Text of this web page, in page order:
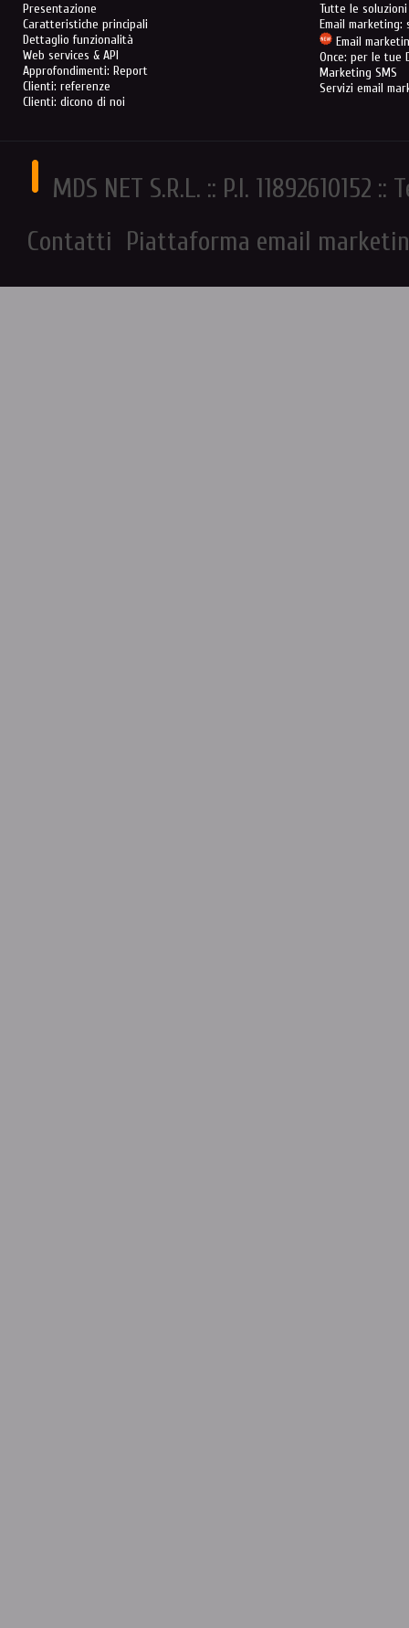
Presentazione
Caratteristiche principali
Dettaglio funzionalità
Web services & API
Approfondimenti: Report
Clienti: referenze
Clienti: dicono di noi
Tutte le
Email
Email
Once: per le tue
Marketing SMS
Servizi email
MDS NET S.R.L. :: P.I. 11892610152 ::
Contatti Piattaforma email